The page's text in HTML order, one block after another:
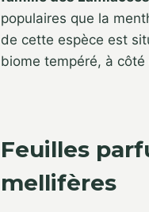
populaires que la
de cette espèce est
biome tempéré, à
Feuilles
mellifères